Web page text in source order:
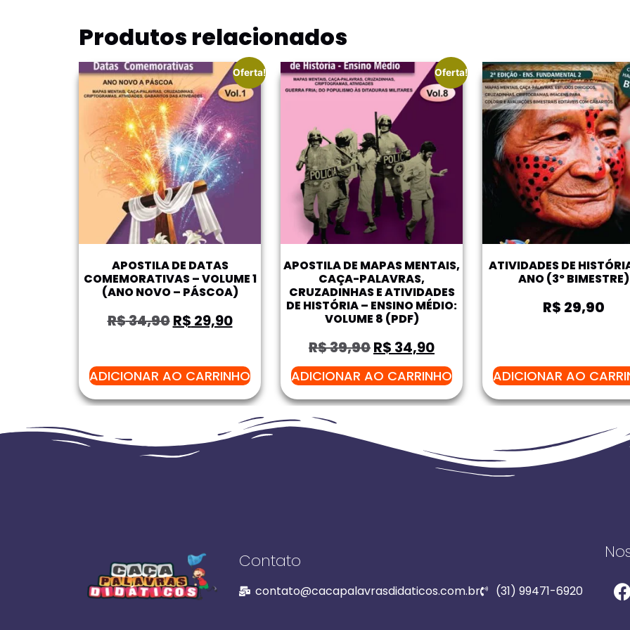
Produtos relacionados
Oferta!
APOSTILA DE DATAS
COMEMORATIVAS – VOLUME 1
(ANO NOVO – PÁSCOA)
R$34,90R$ 29,90
ADICIONAR AO CARRINHO
Oferta!
APOSTILA DE MAPAS MENTAIS,
CAÇA-PALAVRAS,
CRUZADINHAS E ATIVIDADES
DE HISTÓRIA – ENSINO MÉDIO:
VOLUME 8 (PDF)
R$39,90R$ 34,90
ADICIONAR AO CARRINHO
ATIVIDADES DE
ANO (3º BIMESTRE)
R$ 29,90
ADICIONAR AO
Contato
contato@cacapalavrasdidaticos.com.br (31) 99471-6920